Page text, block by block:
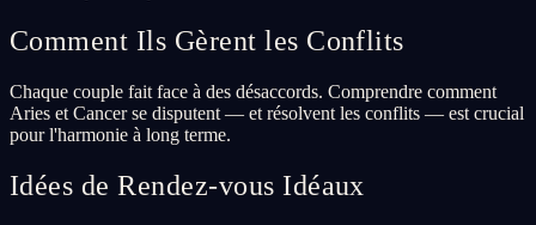
Comment Ils Gèrent les Conflits
Chaque couple fait face à des désaccords. Comprendre comment
Aries et Cancer se disputent — et résolvent les conflits — est crucial
pour l'harmonie à long terme.
Idées de Rendez-vous Idéaux